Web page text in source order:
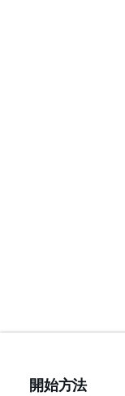
開始方法